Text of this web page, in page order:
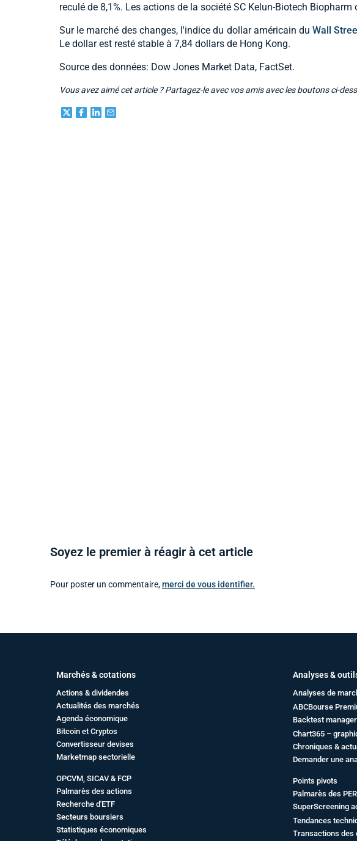
reculé de 8,1%. Les actions de la société SC Kelun-Biotech Biopharm
Sur le marché des changes, l'indice du dollar américain duWall
Le dollar est resté stable à 7,84 dollars de Hong Kong.
Source des données: Dow Jones Market Data, FactSet.
Vous avez aimé cet article ? Partagez-le avec vos amis avec les boutons ci-
Soyez le premier à réagir à cet article
Pour poster un commentaire,merci de vous identifier.
Marchés & cotations
Actions & dividendes
Actualités des marchés
Agenda économique
Bitcoin et Cryptos
Convertisseur devises
Marketmap sectorielle
OPCVM, SICAV & FCP
Palmarès des actions
Recherche d'ETF
Secteurs boursiers
Statistiques économiques
Analyses &
Analyses de
ABCBourse
Backtest manager
Chart365 –
Chroniques &
Demander une
Points pivots
Palmarès des PER
SuperScreening
Tendances
Transactions des